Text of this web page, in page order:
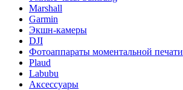
Marshall
Garmin
Экшн-камеры
DJI
Фотоаппараты моментальной печати
Plaud
Labubu
Аксессуары